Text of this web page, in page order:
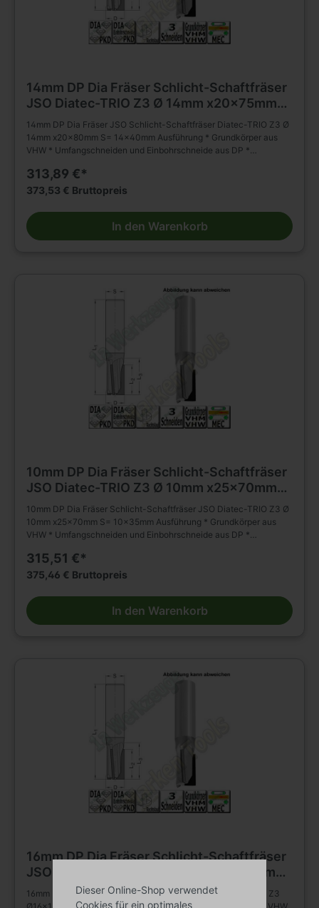
14mm DP Dia Fräser Schlicht-Schaftfräser
JSO Diatec-TRIO Z3 Ø 14mm x20x75mm
S= 14x40mm
14mm DP Dia Fräser JSO Schlicht-Schaftfräser Diatec-TRIO Z3 Ø
14mm x20x80mm S= 14x40mm Ausführung * Grundkörper aus
VHW * Umfangschneiden und Einbohrschneide aus DP *
nachschärfbar Anwendung * Schlichten, Nuten, Formatieren,
Trennen (Nesting) und Falzen von besonders abrasiven
Besondere Vorteile * für gesteigertes Spanvolumen und reduzierte
Schnittkräfte Einsatzempfehlung: * Duroplaste/Thermoplaste/HPL:
n = 15 000 - 18 000 min-1, vf = 3 - 8 m/min * Mineralwerkstoffe: n
313,89 €*
373,53 € Bruttopreis
In den Warenkorb
10mm DP Dia Fräser Schlicht-Schaftfräser
JSO Diatec-TRIO Z3 Ø 10mm x25x70mm
S= 10x35mm
10mm DP Dia Fräser Schlicht-Schaftfräser JSO Diatec-TRIO Z3 Ø
10mm x25x70mm S= 10x35mm Ausführung * Grundkörper aus
VHW * Umfangschneiden und Einbohrschneide aus DP *
nachschärfbar Anwendung * Schlichten, Nuten, Formatieren,
Trennen (Nesting) und Falzen von besonders abrasiven
Besondere Vorteile * für gesteigertes Spanvolumen und reduzierte
Schnittkräfte Einsatzempfehlung: * Duroplaste/Thermoplaste/HPL:
n = 15 000 - 18 000 min-1, vf = 3 - 8 m/min * Mineralwerkstoffe: n
315,51 €*
375,46 € Bruttopreis
In den Warenkorb
16mm DP Dia Fräser Schlicht-Schaftfräser
JSO Diatec-TRIO Z3 Ø 16mm x15x80mm
S= 16x45mm
16mm DP Dia Fräser JSO Schlicht-Schaftfräser Diatec-TRIO Z3
Dieser Online-Shop verwendet
Cookies für ein optimales